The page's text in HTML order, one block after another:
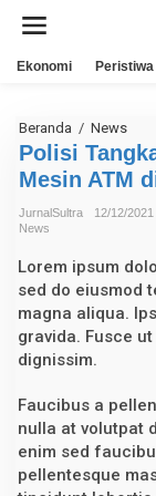
Ekonomi Peristiwa
Beranda / News
o
l
i
i
n
g
k
2
a
k
u
y
a
Polisi
Mesin ATM
JurnalSultra
12/12/2021
News
Lorem ipsum
sed do eiusmod
magna aliqua.
gravida. Fusce
dignissim.
Faucibus a
nulla at volutpat
enim sed
pellentesque